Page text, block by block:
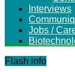
Interviews
Jobs /
Flash info